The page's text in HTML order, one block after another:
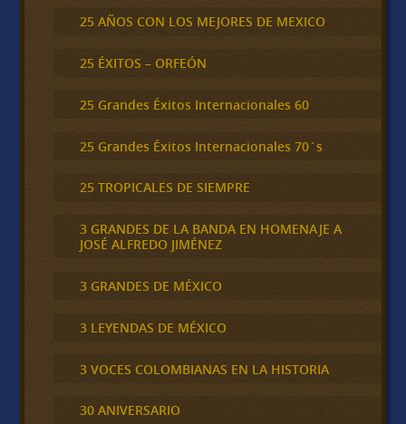
25 AÑOS CON LOS MEJORES DE MEXICO
25 ÉXITOS – ORFEÓN
25 Grandes Éxitos Internacionales 60
25 Grandes Éxitos Internacionales 70´s
25 TROPICALES DE SIEMPRE
3 GRANDES DE LA BANDA EN HOMENAJE A
JOSÉ ALFREDO JIMÉNEZ
3 GRANDES DE MÉXICO
3 LEYENDAS DE MÉXICO
3 VOCES COLOMBIANAS EN LA HISTORIA
30 ANIVERSARIO